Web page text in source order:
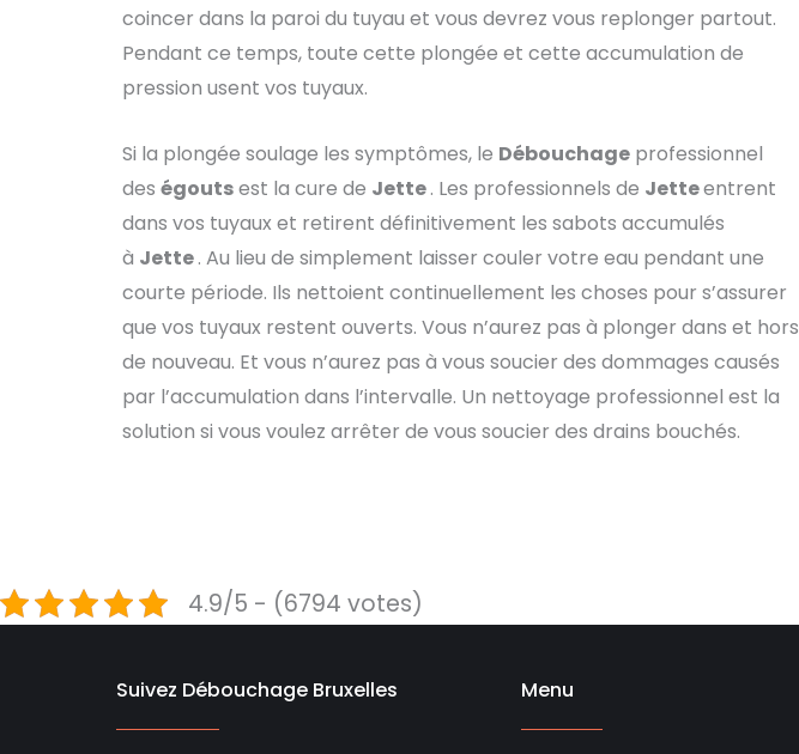
coincer dans la paroi du tuyau et vous devrez vous replonger partout.
Pendant ce temps, toute cette plongée et cette accumulation de
pression usent vos tuyaux.
Si la plongée soulage les symptômes, le Débouchage professionnel
des égoutsest la cure de Jette. Les professionnels de Jetteentrent
dans vos tuyaux et retirent définitivement les sabots accumulés
à Jette. Au lieu de simplement laisser couler votre eau pendant une
courte période. Ils nettoient continuellement les choses pour s’assurer
que vos tuyaux restent ouverts. Vous n’aurez pas à plonger dans et hors
de nouveau. Et vous n’aurez pas à vous soucier des dommages causés
par l’accumulation dans l’intervalle. Un nettoyage professionnel est la
solution si vous voulez arrêter de vous soucier des drains bouchés.
4.9/5 - (6794 votes)
Suivez Débouchage Bruxelles Menu